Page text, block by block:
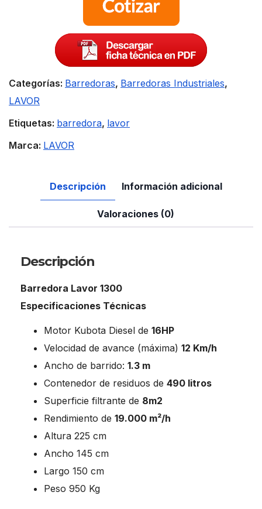
Categorías: Barredoras, Barredoras Industriales,
LAVOR
Etiquetas: barredora, lavor
Marca: LAVOR
Descripción Información adicional
Valoraciones (0)
Descripción
Barredora Lavor 1300
Especificaciones Técnicas
Motor Kubota Diesel de 16HP
Velocidad de avance (máxima) 12 Km/h
Ancho de barrido: 1.3 m
Contenedor de residuos de 490 litros
Superficie filtrante de 8m2
Rendimiento de 19.000 m²/h
Altura 225 cm
Ancho 145 cm
Largo 150 cm
Peso 950 Kg